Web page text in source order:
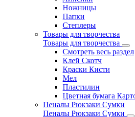
Ножницы
Папки
Степлеры
Товары для творчества
Товары для творчества
Смотреть весь раздел
Клей Скотч
Краски Кисти
Мел
Пластилин
Цветная бумага
Пеналы Рюкзаки Сумки
Пеналы Рюкзаки Сумки